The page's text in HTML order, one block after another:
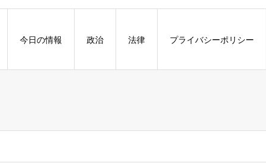
今日の情報 政治 法律 プライバシーポリシー